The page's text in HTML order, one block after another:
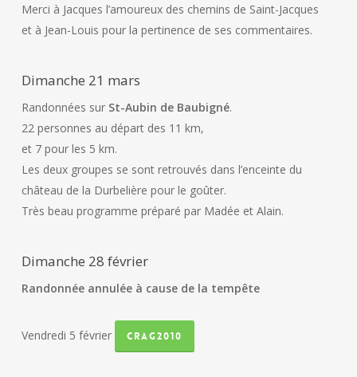
Merci à Jacques l’amoureux des chemins de Saint-Jacques
et à Jean-Louis pour la pertinence de ses commentaires.
Dimanche 21 mars
Randonnées surSt-Aubin de Baubigné.
22 personnes au départ des 11 km,
et 7 pour les 5 km.
Les deux groupes se sont retrouvés dans l’enceinte du
château de la Durbelière pour le goûter.
Très beau programme préparé par Madée et Alain.
Dimanche 28 février
Randonnée annulée à cause de la tempête
Vendredi 5 février crag2010